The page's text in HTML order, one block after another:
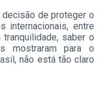
de proteger o
internacionais, entre
saber o
mostraram para o
não está tão claro